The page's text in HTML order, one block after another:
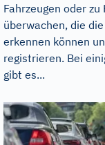
Fahrzeugen oder
überwachen, die
erkennen können
registrieren. Bei
gibt es...